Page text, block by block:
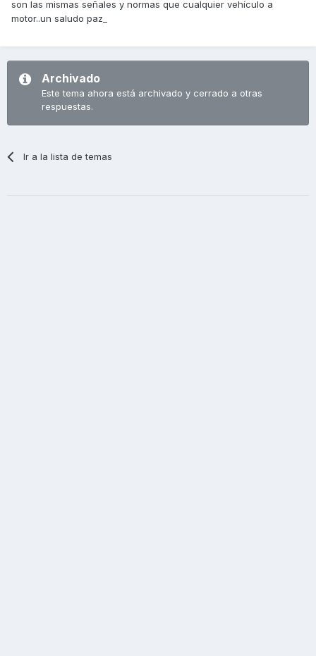
son las mismas señales y normas que cualquier vehículo a
motor..un saludo paz_
Archivado
Este tema ahora está archivado y cerrado a otras
respuestas.
Ir a la lista de temas